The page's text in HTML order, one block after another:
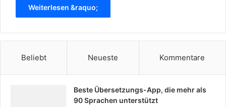
Weiterlesen &raquo;
Beliebt Neueste Kommentare
Beste Übersetzungs-App, die mehr als
90 Sprachen unterstützt